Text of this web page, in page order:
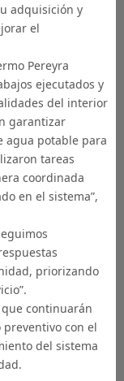
adquisición y
el
Pereyra
ejecutados y
del interior
garantizar
agua potable para
tareas
coordinada
en el sistema”,
priorizando
continuarán
con el
del sistema